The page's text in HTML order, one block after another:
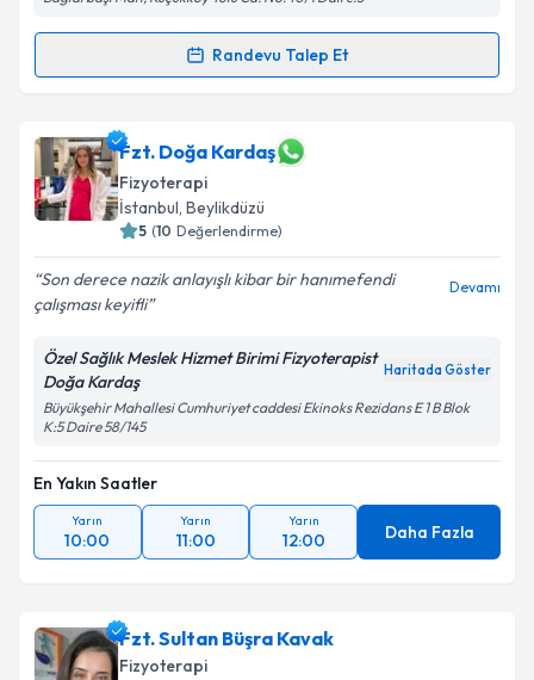
Randevu Talep Et
Randevu Takvimi Talebi
Fzt. Tuğba Çakır Okayiçin randevu takvimi talebi
oluşturun. Size bu uzmandan randevu almanız için bir
takvim hazırlandığında e-posta ile bilgilendireceğiz.
E-posta Adresiniz
Kişisel verilerimin işlenmesine ilişkin Aydınlatma
Metni
kapsamda işlenmesini kabul ediyorum.
Fzt. Doğa Kardaş
Fizyoterapi
İstanbul, Beylikdüzü
5 (10 Değerlendirme)
Son derece nazik anlayışlı kibar bir hanımefendi
çalışması keyifli
Devamı
Özel Sağlık Meslek Hizmet Birimi Fizyoterapist
Doğa Kardaş
Haritada Göster
Büyükşehir Mahallesi Cumhuriyet caddesi Ekinoks Rezidans E 1 B Blok
K:5 Daire 58/145
En Yakın Saatler
Yarın
10:00
Yarın
11:00
Yarın
12:00 Daha Fazla
Fzt. Sultan Büşra Kavak
Fizyoterapi